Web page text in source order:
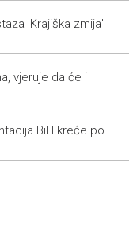
'Kuću nade' u
- Daruj krv, budi
u Parizu - AI i
'Krajiška zmija'
vjeruje da će i
BiH kreće po